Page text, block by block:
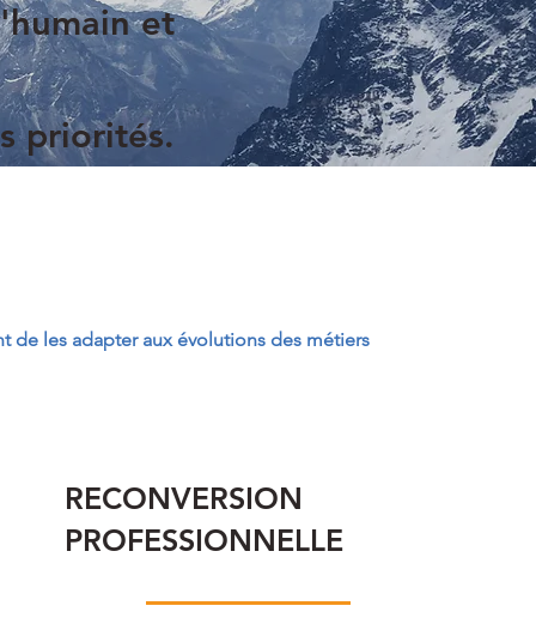
et
priorités.
de les adapter aux évolutions des métiers
RECONVERSION
PROFESSIONNELLE